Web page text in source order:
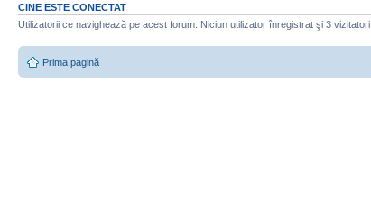
CINE ESTE CONECTAT
Utilizatorii ce navighează pe acest forum: Niciun utilizator înregistrat şi 3 vizitatori
Prima pagină